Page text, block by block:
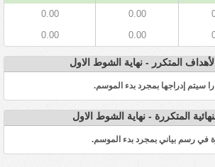
0.00
0.00
0.00
0.00
المتكرر - نهاية الشوط الاول
سيتم إدراجها بمجرد بدء الموسم.
المتكررة - نهاية الشوط الاول
في رسم بياني بمجرد بدء الموسم.